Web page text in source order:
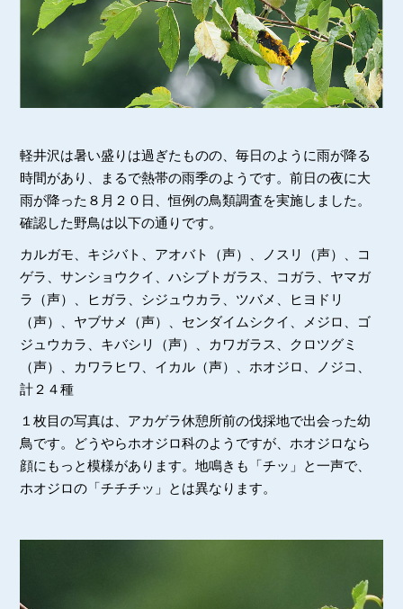
軽井沢は暑い盛りは過ぎたものの、毎日のように雨が降る
時間があり、まるで熱帯の雨季のようです。前日の夜に大
雨が降った８月２０日、恒例の鳥類調査を実施しました。
確認した野鳥は以下の通りです。
カルガモ、キジバト、アオバト（声）、ノスリ（声）、コ
ゲラ、サンショウクイ、ハシブトガラス、コガラ、ヤマガ
ラ（声）、ヒガラ、シジュウカラ、ツバメ、ヒヨドリ
（声）、ヤブサメ（声）、センダイムシクイ、メジロ、ゴ
ジュウカラ、キバシリ（声）、カワガラス、クロツグミ
（声）、カワラヒワ、イカル（声）、ホオジロ、ノジコ、
計２４種
１枚目の写真は、アカゲラ休憩所前の伐採地で出会った幼
鳥です。どうやらホオジロ科のようですが、ホオジロなら
顔にもっと模様があります。地鳴きも「チッ」と一声で、
ホオジロの「チチチッ」とは異なります。